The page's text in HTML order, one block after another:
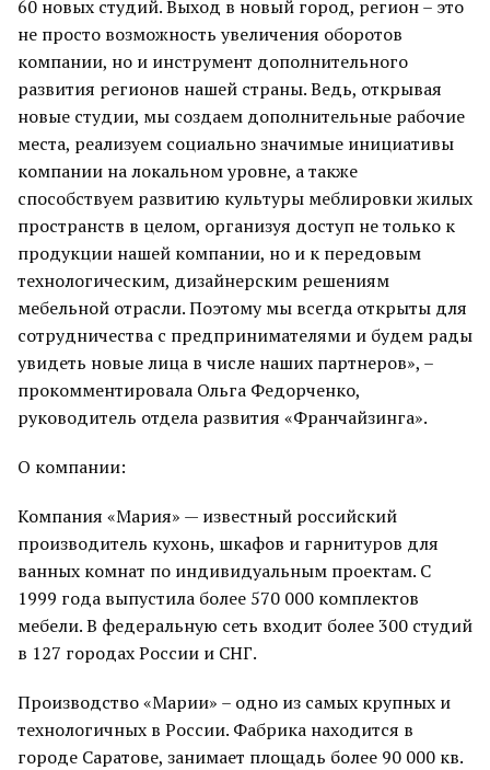
60 новых студий. Выход в новый город, регион – это
не просто возможность увеличения оборотов
компании, но и инструмент дополнительного
развития регионов нашей страны. Ведь, открывая
новые студии, мы создаем дополнительные рабочие
места, реализуем социально значимые инициативы
компании на локальном уровне, а также
способствуем развитию культуры меблировки жилых
пространств в целом, организуя доступ не только к
продукции нашей компании, но и к передовым
технологическим, дизайнерским решениям
мебельной отрасли. Поэтому мы всегда открыты для
сотрудничества с предпринимателями и будем рады
увидеть новые лица в числе наших партнеров», –
прокомментировала Ольга Федорченко,
руководитель отдела развития «Франчайзинга».
О компании:
Компания «Мария» — известный российский
производитель кухонь, шкафов и гарнитуров для
ванных комнат по индивидуальным проектам. С
1999 года выпустила более 570 000 комплектов
мебели. В федеральную сеть входит более 300 студий
в 127 городах России и СНГ.
Производство «Марии» – одно из самых крупных и
технологичных в России. Фабрика находится в
городе Саратове, занимает площадь более 90 000 кв.